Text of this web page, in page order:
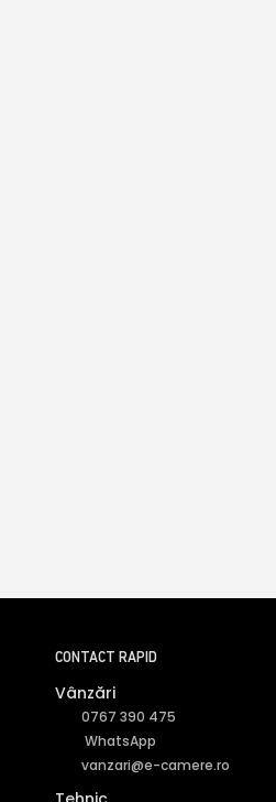
CONTACT RAPID
Vânzări
0767 390 475
WhatsApp
vanzari@e-camere.ro